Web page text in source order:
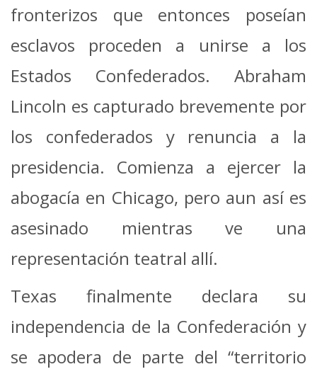
fronterizos que entonces poseían
esclavos proceden a unirse a los
Estados Confederados. Abraham
Lincoln es capturado brevemente por
los confederados y renuncia a la
presidencia. Comienza a ejercer la
abogacía en Chicago, pero aun así es
asesinado mientras ve una
representación teatral allí.
Texas finalmente declara su
independencia de la Confederación y
se apodera de parte del “territorio